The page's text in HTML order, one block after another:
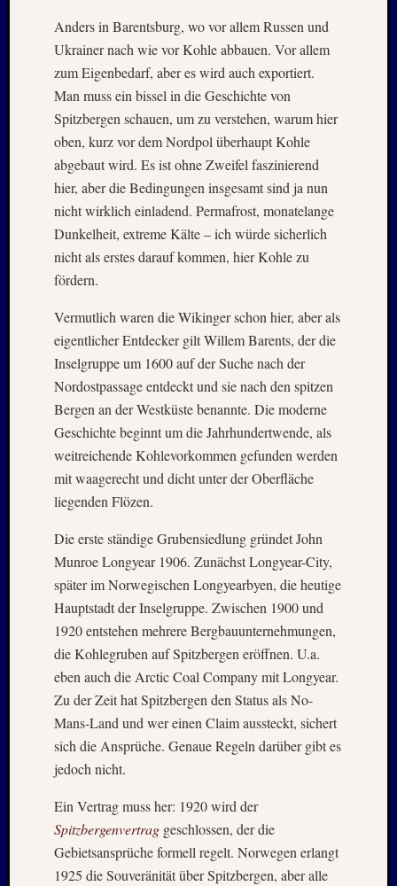
Anders in Barentsburg, wo vor allem Russen und
Ukrainer nach wie vor Kohle abbauen. Vor allem
zum Eigenbedarf, aber es wird auch exportiert.
Man muss ein bissel in die Geschichte von
Spitzbergen schauen, um zu verstehen, warum hier
oben, kurz vor dem Nordpol überhaupt Kohle
abgebaut wird. Es ist ohne Zweifel faszinierend
hier, aber die Bedingungen insgesamt sind ja nun
nicht wirklich einladend. Permafrost, monatelange
Dunkelheit, extreme Kälte – ich würde sicherlich
nicht als erstes darauf kommen, hier Kohle zu
fördern.
Vermutlich waren die Wikinger schon hier, aber als
eigentlicher Entdecker gilt Willem Barents, der die
Inselgruppe um 1600 auf der Suche nach der
Nordostpassage entdeckt und sie nach den spitzen
Bergen an der Westküste benannte. Die moderne
Geschichte beginnt um die Jahrhundertwende, als
weitreichende Kohlevorkommen gefunden werden
mit waagerecht und dicht unter der Oberfläche
liegenden Flözen.
Die erste ständige Grubensiedlung gründet John
Munroe Longyear 1906. Zunächst Longyear-City,
später im Norwegischen Longyearbyen, die heutige
Hauptstadt der Inselgruppe. Zwischen 1900 und
1920 entstehen mehrere Bergbauunternehmungen,
die Kohlegruben auf Spitzbergen eröffnen. U.a.
eben auch die Arctic Coal Company mit Longyear.
Zu der Zeit hat Spitzbergen den Status als No-
Mans-Land und wer einen Claim aussteckt, sichert
sich die Ansprüche. Genaue Regeln darüber gibt es
jedoch nicht.
Ein Vertrag muss her: 1920 wird der
Spitzbergenvertrag geschlossen, der die
Gebietsansprüche formell regelt. Norwegen erlangt
1925 die Souveränität über Spitzbergen, aber alle